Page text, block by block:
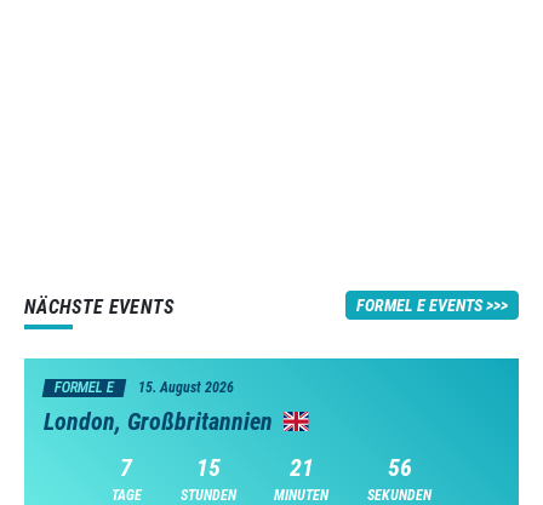
NÄCHSTE EVENTS FORMEL E EVENTS
FORMEL E 15. August 2026
London, Großbritannien
7
TAGE
15
STUNDEN
21
MINUTEN
56
SEKUNDEN